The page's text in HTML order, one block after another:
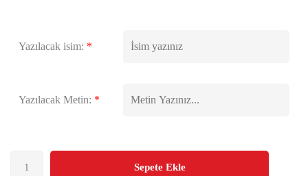
Yazılacak isim: *
Yazılacak Metin: *
Sepete Ekle